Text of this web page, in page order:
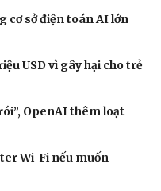
cơ sở điện toán AI lớn
USD vì gây hại cho trẻ
OpenAI thêm loạt
Wi-Fi nếu muốn